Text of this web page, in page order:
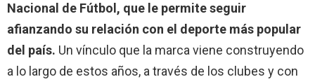
Nacional de Fútbol, que le permite seguir
afianzando su relación con el deporte más popular
del país. Un vínculo que la marca viene construyendo
a lo largo de estos años, a través de los clubes y con